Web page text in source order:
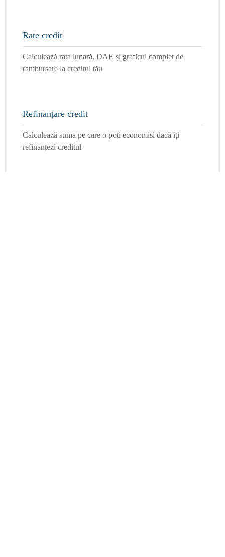
Rate credit
Calculează rata lunară, DAE și graficul complet de
rambursare la creditul tău
Refinanțare credit
Calculează suma pe care o poți economisi dacă îți
refinanțezi creditul